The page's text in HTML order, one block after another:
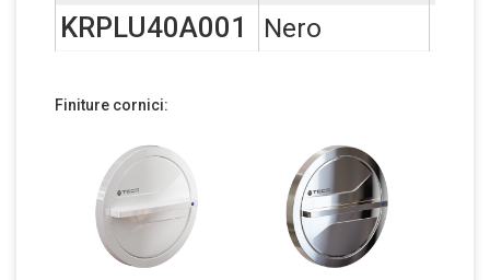
KRPLU40A001 Nero
Finiture cornici: